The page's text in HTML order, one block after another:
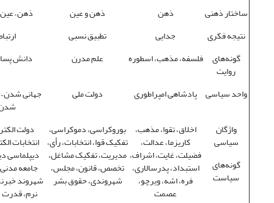
ساختار ذهنی
ذهن ذهن و عین
ذهن –
نتیجه فکری
جدایی تطبیق نسبی
گونه‌های
روایت
فلسفه، مذهب، اسطوره علم مدرن دانش
واحد سیاسی پادشاهی امپراطوری دولت ملی جهانی شدن
واژگان
سیاسی
گونه‌های
سیاست
اخلاق، تقوا، مذهب،
کاریزما، عدالت،
فضیلت، غایت، اشراف،
استبداد، پدرسالاری،
فره، اشه، ویرچو،
عصمت
بوروکراسی، دموکراسی،
تفکیک قوا، انتخابات، رأی،
مدیریت، تفکیک مشاغل،
تخصص، قانون، مجلس،
شهروندی، حقوق بشر
دولت
انتخابات
دیپلماسی
جامعه
شهروند
نرم،